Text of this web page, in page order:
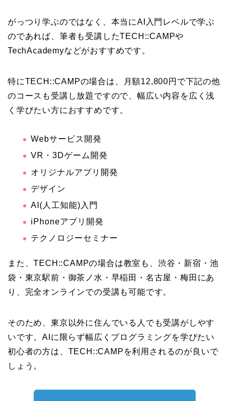
がっつり学ぶのではなく、本当にAI入門レベルで学ぶ
のであれば、筆者も受講したTECH::CAMPや
TechAcademyなどがおすすめです。
特にTECH::CAMPの場合は、月額12,800円で下記の他
のコースも受講し放題ですので、幅広い内容を広く浅
く学びたい方におすすめです。
Webサービス開発
VR・3Dゲーム開発
オリジナルアプリ開発
デザイン
AI(人工知能)入門
iPhoneアプリ開発
テクノロジーセミナー
また、TECH::CAMPの場合は教室も、渋谷・新宿・池
袋・東京駅前・御茶ノ水・早稲田・名古屋・梅田にあ
り、完全オンラインでの受講も可能です。
そのため、東京以外に住んでいる人でも受講がしやす
いです。AIに限らず幅広くプログラミングを学びたい
初心者の方は、TECH::CAMPを利用されるのが良いで
しょう。